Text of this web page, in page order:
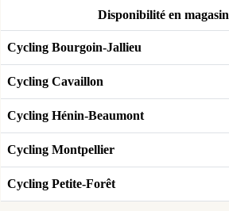
Disponibilité en magasin
Cycling Bourgoin-Jallieu
Cycling Cavaillon
Cycling Hénin-Beaumont
Cycling Montpellier
Cycling Petite-Forêt